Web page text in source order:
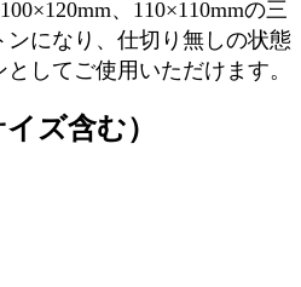
、110×110mmの三
ンになり、仕切り無しの状態
してご使用いただけます。
ズ含む）